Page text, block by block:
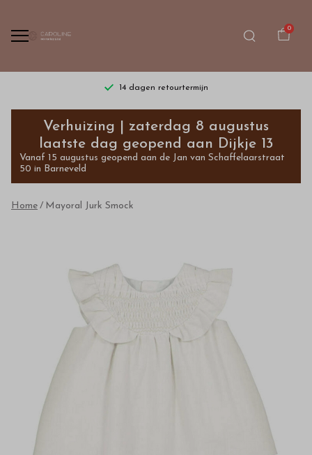
0
14 dagen retourtermijn
Mayoral
Jurk
Smock
kinderkleding
kwaliteit
onze
webshop
Verhuizing | zaterdag 8 augustus
laatste dag geopend aan Dijkje 13
Vanaf 15 augustus geopend aan de Jan van Schaffelaarstraat
50 in Barneveld
Home Mayoral Jurk Smock